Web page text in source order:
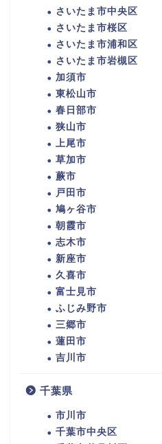
さいたま市中央区
さいたま市桜区
さいたま市浦和区
さいたま市岩槻区
加須市
東松山市
春日部市
狭山市
上尾市
草加市
蕨市
戸田市
鳩ヶ谷市
朝霞市
志木市
新座市
久喜市
富士見市
ふじみ野市
三郷市
蓮田市
吉川市
千葉県
市川市
千葉市中央区